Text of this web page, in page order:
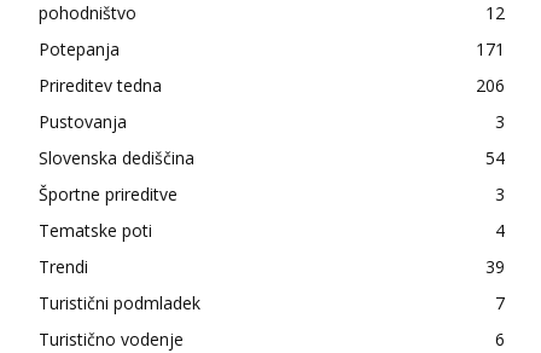
pohodništvo
12
Potepanja
171
Prireditev tedna
206
Pustovanja
3
Slovenska dediščina
54
Športne prireditve
3
Tematske poti
4
Trendi
39
Turistični podmladek
7
Turistično vodenje
6